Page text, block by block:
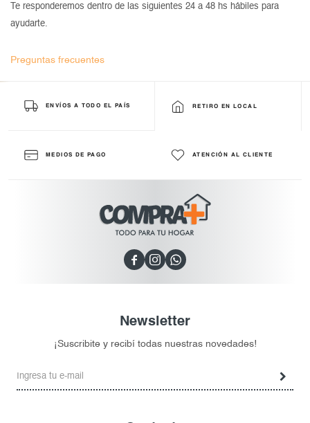
Te responderemos dentro de las siguientes 24 a 48 hs hábiles para
ayudarte.
Preguntas frecuentes
ENVÍOS A TODO EL PAÍS RETIRO EN LOCAL
MEDIOS DE PAGO ATENCIÓN AL CLIENTE
  
Newsletter
¡Suscribite y recibí todas nuestras novedades!